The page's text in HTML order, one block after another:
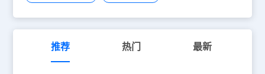
推荐 热门 最新